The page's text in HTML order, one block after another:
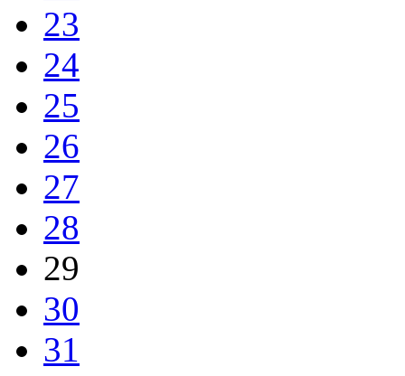
23
24
25
26
27
28
29
30
31